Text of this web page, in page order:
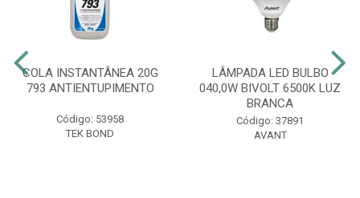
COLA INSTANTÂNEA 20G
793 ANTIENTUPIMENTO
Código: 53958
TEK BOND
LÂMPADA LED BULBO
040,0W BIVOLT 6500K LUZ
BRANCA
Código: 37891
AVANT